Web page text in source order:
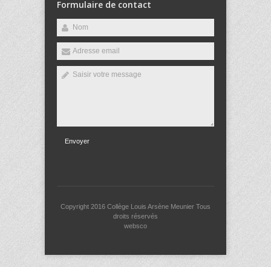
Formulaire de contact
Envoyer
Copyright 2016 Collège Louis Arsène Meunier Tous
droits réservés
websco